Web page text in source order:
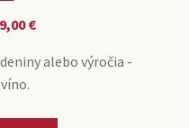
€
alebo výročia -